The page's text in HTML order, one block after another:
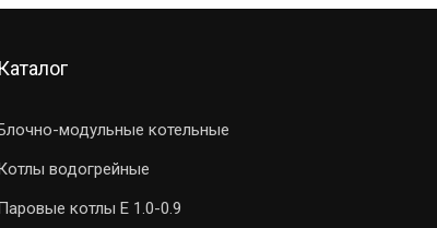
Каталог
модульные котельные
водогрейные
котлы E 1.0-0.9